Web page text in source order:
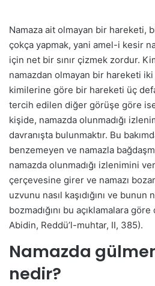
Namaza ait olmayan bir hareketi,
çokça yapmak, yani amel-i kesir
için net bir sınır çizmek zordur.
namazdan olmayan bir hareketi
kimilerine göre bir hareketi üç
tercih edilen diğer görüşe göre
kişide, namazda olunmadığı
davranışta bulunmaktır. Bu
benzemeyen ve namazla
namazda olunmadığı izlenimini
çerçevesine girer ve namazı
uzvunu nasıl kaşıdığını ve bunun
bozmadığını bu açıklamalara
Abidin, Reddü’l-muhtar, II, 385).
Namazda
nedir?